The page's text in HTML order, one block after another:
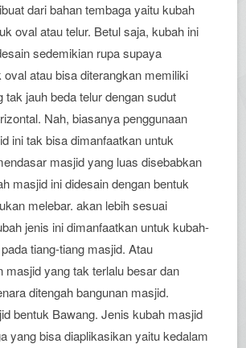
dari bahan tembaga yaitu kubah
oval atau telur. Betul saja, kubah ini
sedemikian rupa supaya
oval atau bisa diterangkan memiliki
tak jauh beda telur dengan sudut
Nah, biasanya penggunaan
ini tak bisa dimanfaatkan untuk
masjid yang luas disebabkan
masjid ini didesain dengan bentuk
melebar. akan lebih sesuai
jenis ini dimanfaatkan untuk kubah-
tiang-tiang masjid. Atau
masjid yang tak terlalu besar dan
ditengah bangunan masjid.
bentuk Bawang. Jenis kubah masjid
yang bisa diaplikasikan yaitu kedalam